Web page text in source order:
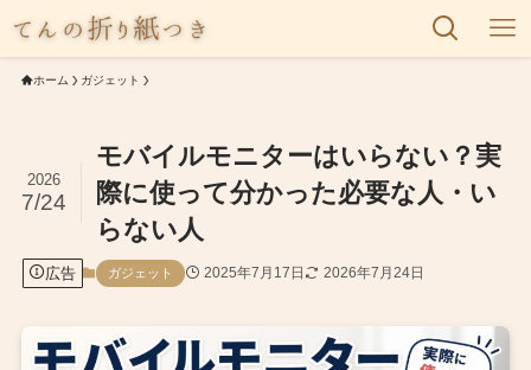
ホーム ガジェット
モバイルモニターはいらない？実
際に使って分かった必要な人・い
らない人
2026
7/24
広告 ガジェット 2025年7月17日 2026年7月24日